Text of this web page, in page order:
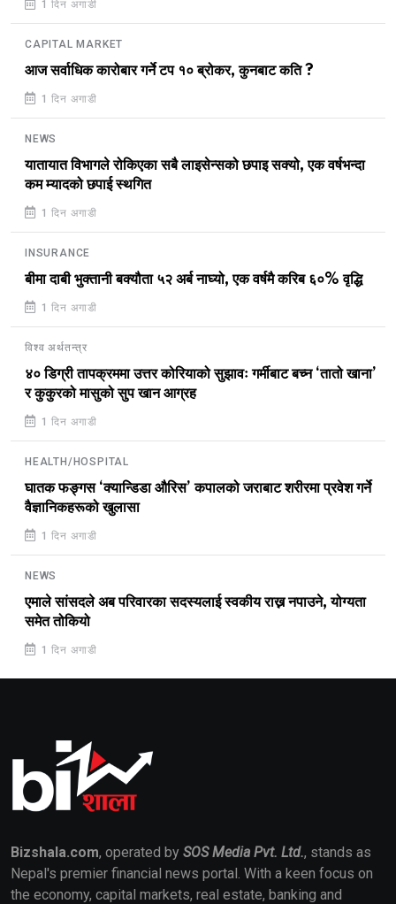
1 दिन अगाडी
CAPITAL MARKET
आज सर्वाधिक कारोबार गर्ने टप १० ब्रोकर, कुनबाट कति ?
1 दिन अगाडी
NEWS
यातायात विभागले रोकिएका सबै लाइसेन्सको छपाइ सक्यो, एक वर्षभन्दा
कम म्यादको छपाई स्थगित
1 दिन अगाडी
INSURANCE
बीमा दाबी भुक्तानी बक्यौता ५२ अर्ब नाघ्यो, एक वर्षमै करिब ६०% वृद्धि
1 दिन अगाडी
विश्व अर्थतन्त्र
४० डिग्री तापक्रममा उत्तर कोरियाको सुझावः गर्मीबाट बच्न ‘तातो खाना’
र कुकुरको मासुको सुप खान आग्रह
1 दिन अगाडी
HEALTH/HOSPITAL
घातक फङ्गस ‘क्यान्डिडा औरिस’ कपालको जराबाट शरीरमा प्रवेश गर्ने
वैज्ञानिकहरूको खुलासा
1 दिन अगाडी
NEWS
एमाले सांसदले अब परिवारका सदस्यलाई स्वकीय राख्न नपाउने, योग्यता
समेत तोकियो
1 दिन अगाडी
Bizshala.com, operated by SOS Media Pvt. Ltd., stands as
Nepal's premier financial news portal. With a keen focus on
the economy, capital markets, real estate, banking and